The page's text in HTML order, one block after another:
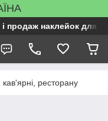
продаж наклейок для
кав'ярні, ресторану